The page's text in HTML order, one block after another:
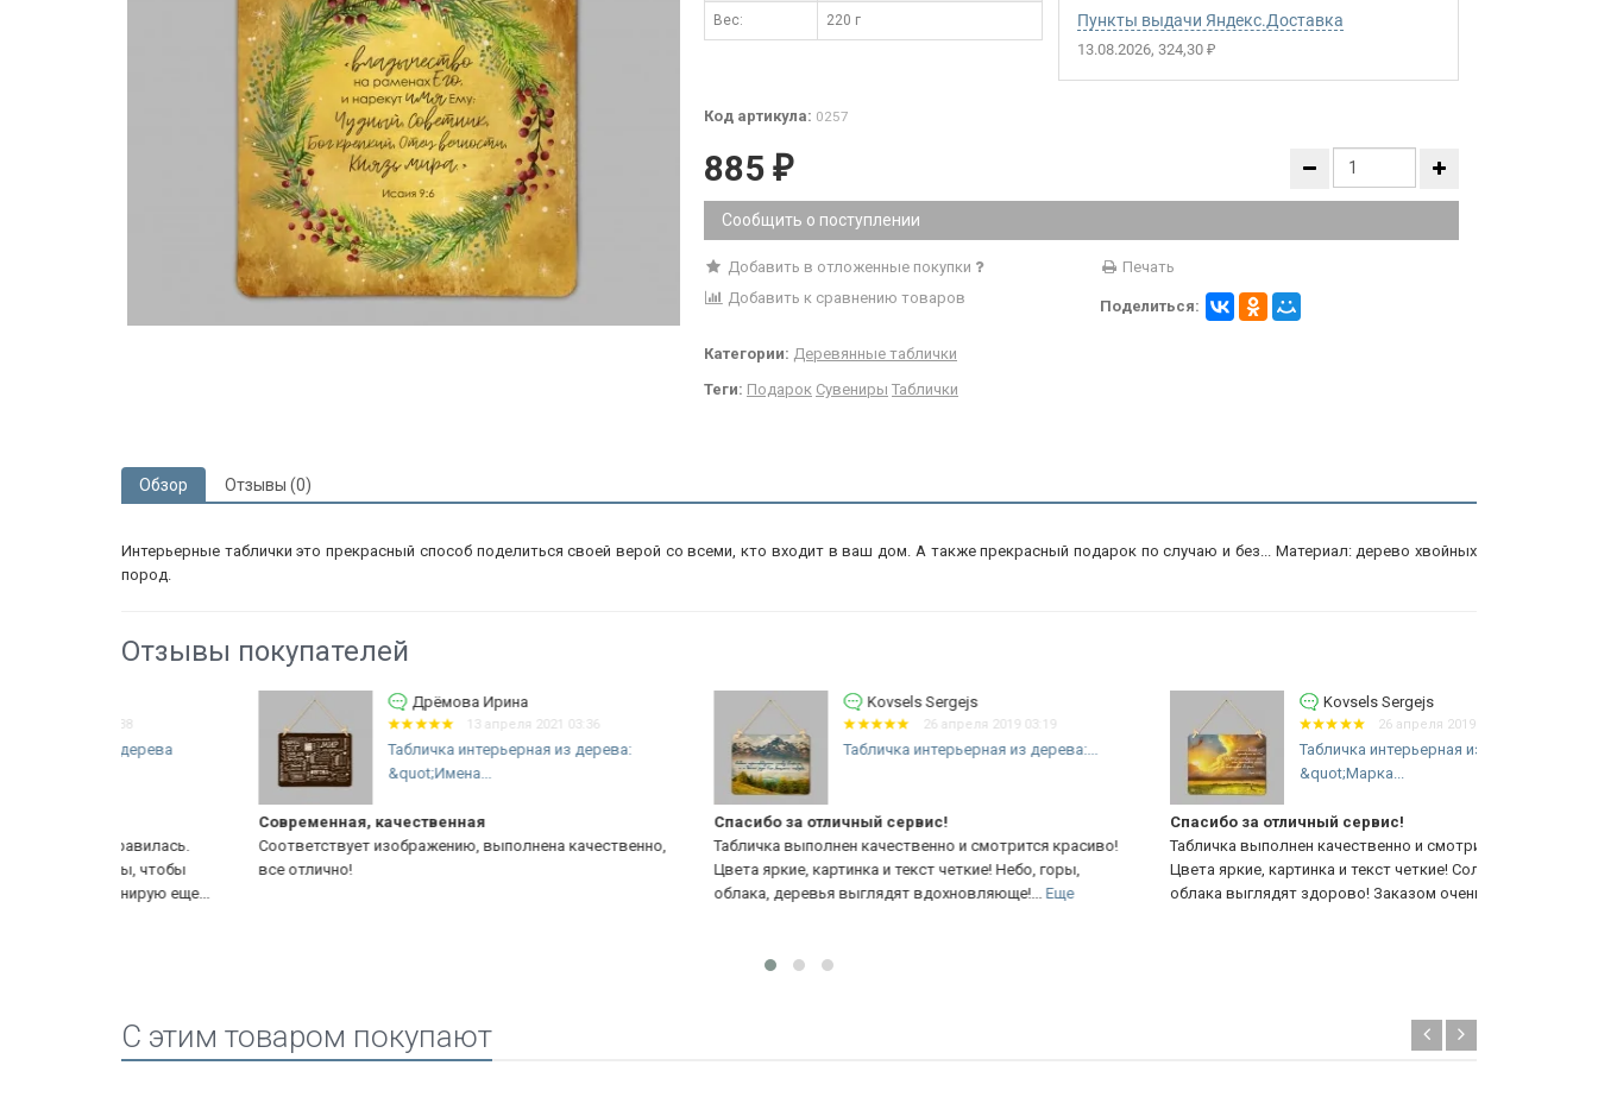
Вес: 220 г Пункты выдачи Яндекс.Доставка
13.08.2026 324,30₽
Код артикула: 0257
885 ₽
Сообщить о поступлении
Добавить в отложенные покупки
Печать
Добавить к сравнению товаров
Поделиться:
Категории: Деревянные таблички
Теги: Подарок Сувениры Таблички
Обзор Отзывы (0)
Интерьерные таблички это прекрасный способ поделиться своей верой со всеми, кто входит в ваш дом. А также прекрасный подарок по случаю и без... Материал: дерево хвойных
пород.
Отзывы покупателей
Дрёмова Ирина
13 апреля 2021 03:36
Табличка интерьерная из дерева:
&quot;Имена...
Современная, качественная
Соответствует изображению, выполнена качественно,
все отлично!
Kovsels Sergejs
26 апреля 2019 03:19
Табличка интерьерная из дерева:...
Спасибо за отличный сервис!
Табличка выполнен качественно и смотрится красиво!
Цвета яркие, картинка и текст четкие! Небо, горы,
облака, деревья выглядят вдохновляюще!...Еще
Kovsels Sergejs
26 апреля 2019 03:17
Табличка интерьерная из дерева:
&quot;Марка...
Спасибо за отличный сервис!
Табличка выполнен качественно и смотрится красиво!
Цвета яркие, картинка и текст четкие! Солнце, небо,
облака выглядят здорово! Заказом очень... Еще
C этим товаром покупают